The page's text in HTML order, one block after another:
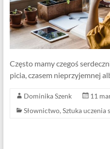
Często mamy czegoś
picia, czasem nieprzyjemnej
Dominika Szenk
11
Słownictwo, Sztuka uczenia